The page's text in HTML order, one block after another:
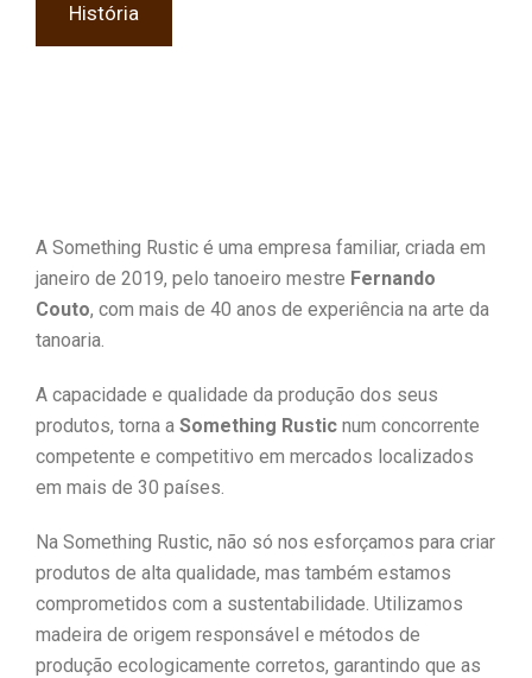
História
Qualidade
A Something Rustic é uma empresa familiar, criada em
janeiro de 2019, pelo tanoeiro mestre Fernando
Couto, com mais de 40 anos de experiência na arte da
tanoaria.
A capacidade e qualidade da produção dos seus
produtos, torna a Something Rustic num concorrente
competente e competitivo em mercados localizados
em mais de 30 países.
Na Something Rustic, não só nos esforçamos para criar
produtos de alta qualidade, mas também estamos
comprometidos com a sustentabilidade. Utilizamos
madeira de origem responsável e métodos de
produção ecologicamente corretos, garantindo que as